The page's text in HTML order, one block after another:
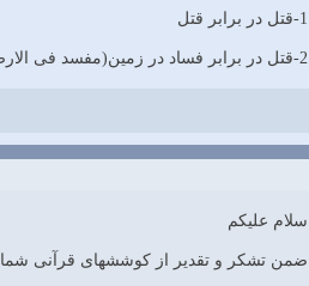
1-قتل در برابر قتل
2-قتل در برابر فساد در زمین(مفسد فی الارض)
سلام علیکم
ضمن تشکر و تقدیر از کوششهای قرآنی شما